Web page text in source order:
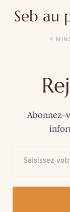
Seb au
4
Abonnez-